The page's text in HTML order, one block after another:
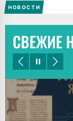
НОВОСТИ
СВЕЖИЕ